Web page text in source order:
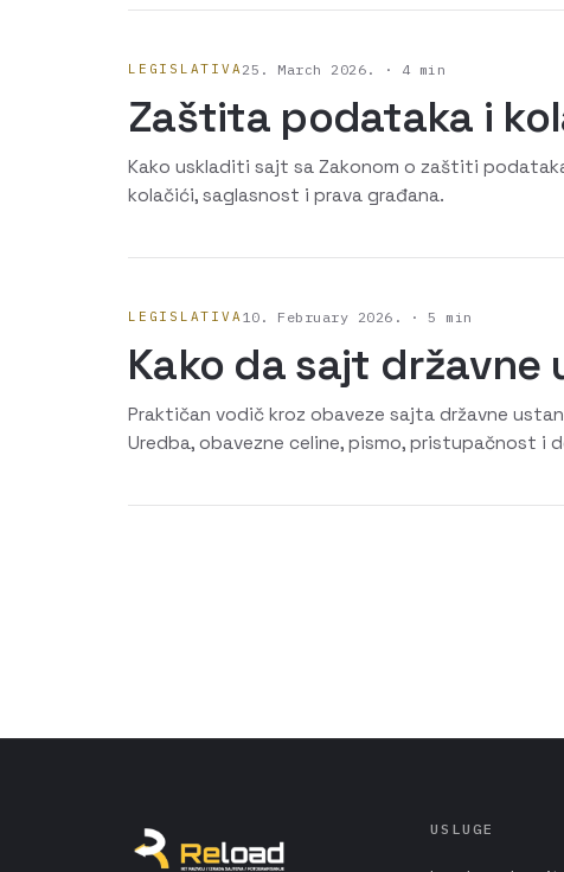
LEGISLATIVA25. March 2026. · 4 min
Zaštita podataka i
Kako uskladiti sajt sa Zakonom o zaštiti
kolačići, saglasnost i prava građana.
LEGISLATIVA10. February 2026. · 5 min
Kako da sajt državne
Praktičan vodič kroz obaveze sajta državne
Uredba, obavezne celine, pismo, pristupačnost i
USLUGE